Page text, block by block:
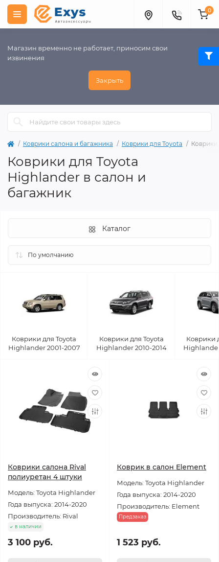
Магазин временно не работает, приносим свои
извинения
Закрыть
0
Коврики салона и багажника Коврики для Toyota Коврики
Коврики для Toyota
Highlander в салон и
багажник
Каталог
Коврики для Toyota
Highlander 2001-2007
Коврики для Toyota
Highlander 2010-2014
Коврики
Коврики салона Rival
полиуретан 4 штуки
Модель: Toyota Highlander
Года выпуска: 2014-2020
Производитель: Rival
в наличии
3 100 руб.
Коврик в салон Element
Модель: Toyota Highlander
Года выпуска: 2014-2020
Производитель: Element
Предзаказ
1 523 руб.